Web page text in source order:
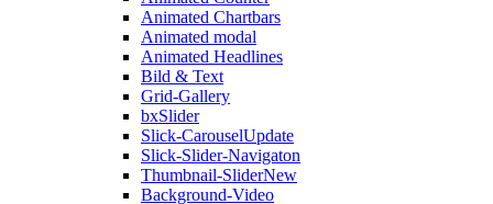
Animated Chartbars
Animated modal
Animated Headlines
Bild & Text
Grid-Gallery
bxSlider
Slick-CarouselUpdate
Slick-Slider-Navigaton
Thumbnail-SliderNew
Background-Video